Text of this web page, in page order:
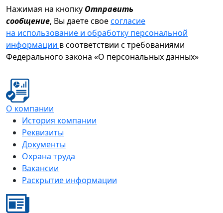
Нажимая на кнопку Отправить
сообщение, Вы даете своесогласие
на использование и обработку персональной
информации в соответствии с требованиями
Федерального закона «О персональных данных»
О компании
История компании
Реквизиты
Документы
Охрана труда
Вакансии
Раскрытие информации